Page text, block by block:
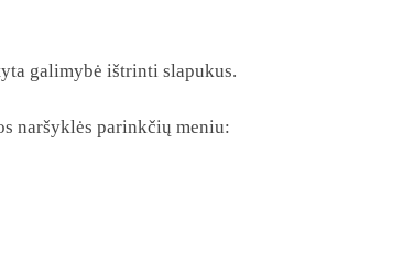
galimybė ištrinti slapukus.
naršyklės parinkčių meniu: